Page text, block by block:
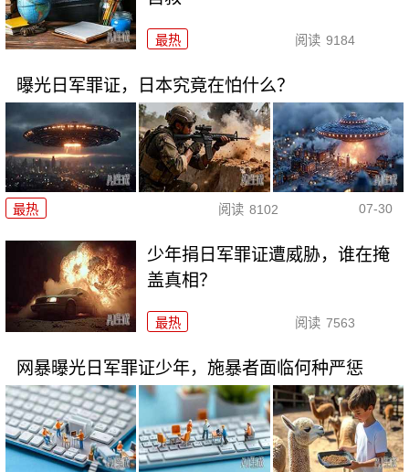
最热 阅读 9184
曝光日军罪证，日本究竟在怕什么？
最热 阅读 8102 07-30
少年捐日军罪证遭威胁，谁在掩
盖真相？
最热 阅读 7563
网暴曝光日军罪证少年，施暴者面临何种严惩